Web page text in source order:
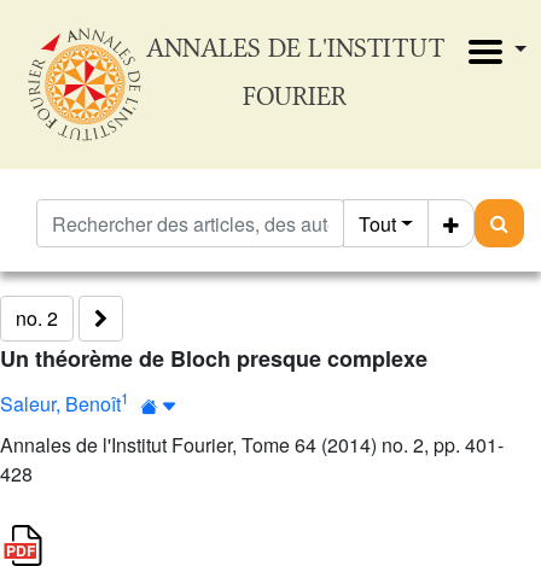
ANNALES DE L'INSTITUT
FOURIER
Tout
no. 2
Un théorème de Bloch presque complexe
Saleur, Benoît1
Annales de l'Institut Fourier, Tome 64 (2014) no. 2, pp. 401-
428